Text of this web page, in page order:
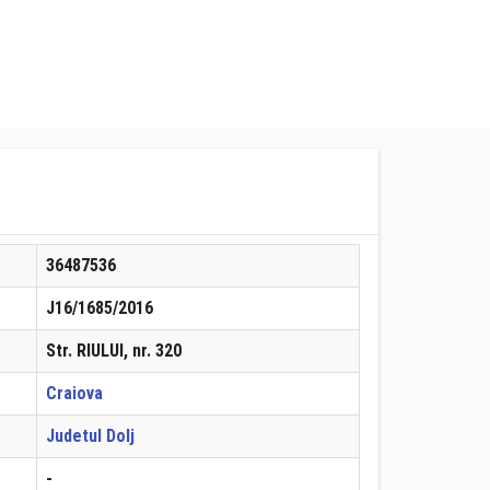
36487536
J16/1685/2016
Str. RIULUI, nr. 320
Craiova
Judetul Dolj
-